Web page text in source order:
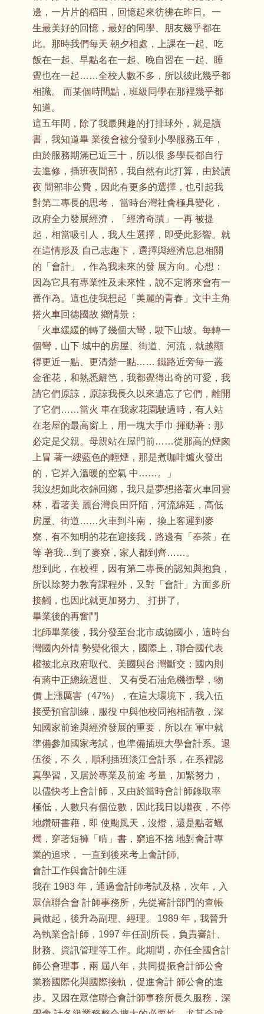
邊，一片片的稻田，回憶起來彷彿在昨日。一
生最美好的回憶，最好的同學、朋友幾乎都在
此。那時我們每天 朝夕相處，上課在一起、吃
飯在一起、早點名在一起、晚自習在 一起、睡
覺也在一起……全校人數不多，所以彼此幾乎都
相識。 而某個時間點，班級同學在那裡幾乎都
知道。
這五年間，除了我最興趣的打排球外，就是讀
書，我知道畢 業後會被分發到小學服務五年，
由於服務期滿已近三十，所以很 多學長都自行
去進修，插班夜間部，我自然有此打算，由於讀
夜 間部非公費，因此有更多的選擇，也引起我
對第二專長的思考， 當時台灣社會極具變化，
政府全力發展經濟，「經濟奇蹟」一再 被提
起，相當吸引人，我人生選擇，即受此影響。就
在這情形及 自己志趣下，選擇與經濟息息相關
的「會計」，作為我未來的發 展方向。心想：
因為它具有專業性及未來性，說不定將來會有一
番作為。這也使我想起「美麗的青春」文中主角
搭火車回德國故 鄉情景：
「火車緩緩的轉了幾個大彎，駛下山坡。每轉一
個彎，山下 城中的房屋、街道、河流，就越顯
得更近一點、更清楚一點…… 鐵路近旁每一叢
金雀花，和熟悉籬笆，我都覺得出奇的可愛，我
請它們原諒，原諒我長久以來遺忘了它們，離開
了它們……當火 車在我家花園駛過時，有人站
在老屋的最高窗上，用一塊大手巾 揮動著：那
必定是父親。母親站在屋門前……從那高的煙囪
上冒 著一縷藍色的輕煙，那是煮咖啡爐火發出
的，它昇入溫暖的空氣 中……。」
我沒想如此衣錦回鄉，我只是夢想搭著火車回雲
林，看著美 麗台灣良田阡陌，河流綿延，高低
房屋、街道……火車到斗南， 換上客運到麥
寮，有不知明的花在迎接我，路邊有「奉茶」在
等 著我…到了麥寮，家人都到齊……。
想到此，在校裡，因有第二專長的認知與抱負，
所以除努力教育課程外，又對「會計」方面多所
接觸，也因此就更加努力、 打拼了。
畢業後的再奮鬥
北師畢業後，我分發至台北市成德國小，這時台
灣國內外情 勢變化很大，國際上，聯合國代表
權被北京政府取代、美國與台 灣斷交；國內則
有蔣中正總統過世、 又有受石油危機衝擊，物
價 上漲厲害（47%），在這大環境下，我入伍
接受預官訓練，服役 中與他校同袍相請教，深
知國家前途與經濟發展的重要，所以在 軍中就
準備參加國家考試，也準備插班大學會計系。退
伍後，不 久，順利插班淡江會計系，在系裡認
真學習，又居於專業及前途 考量，加緊努力，
以儘快考上會計師，又由於當時會計師錄取率
極低，人數只有個位數，因此我日以繼夜，不停
地鑽研書藉，即 使颱風天，沒燈，還是點著蠟
燭，穿著短褲「啃」書，窮追不捨 地對會計專
業的追求， 一直到後來考上會計師。
會計工作與會計師生涯
我在 1983 年，通過會計師考試及格，次年，入
眾信聯合會 計師事務所，先從審計部門的查帳
員做起，後升為副理、經理。 1989 年，我晉升
為執業會計師，1997 年任副所長，負責審計、
財務、資訊管理等工作。此期間，亦任全國會計
師公會理事，兩 屆八年，共同提振會計師公會
業務國際化與國際接軌，促進會計 師公會的進
步。又因在眾信聯合會計師事務所長久服務，深